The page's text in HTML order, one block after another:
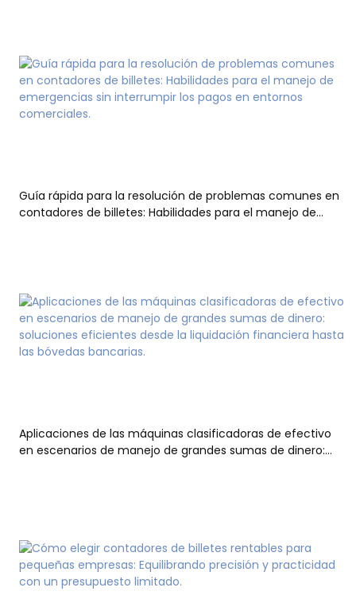
Guía rápida para la resolución de problemas comunes en
contadores de billetes: Habilidades para el manejo de
Aplicaciones de las máquinas clasificadoras de efectivo
en escenarios de manejo de grandes sumas de dinero: